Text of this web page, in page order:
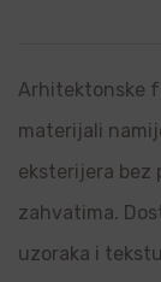
Arhitektonske
materijali
eksterijera bez
zahvatima.
uzoraka i